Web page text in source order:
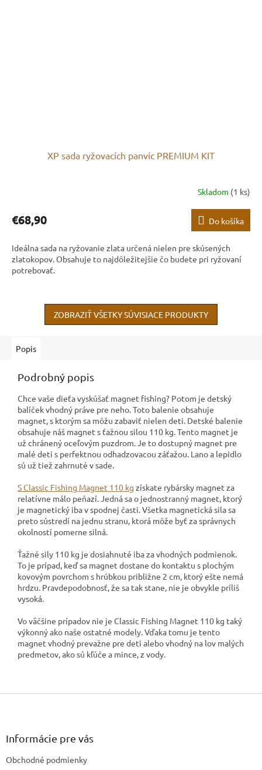
XP sada ryžovacích panvíc PREMIUM KIT
Skladom (1 ks)
€68,90 Do košíka
Ideálna sada na ryžovanie zlata určená nielen pre skúsených
zlatokopov. Obsahuje to najdôležitejšie čo budete pri ryžovaní
potrebovať.
ZOBRAZIŤ VŠETKY SÚVISIACE PRODUKTY
Popis
Podrobný popis
Chce vaše dieťa vyskúšať magnet fishing? Potom je detský
balíček vhodný práve pre neho. Toto balenie obsahuje
magnet, s ktorým sa môžu zabaviť nielen deti. Detské balenie
obsahuje náš magnet s ťažnou silou 110 kg. Tento magnet je
už chránený oceľovým puzdrom. Je to dostupný magnet pre
malé deti s perfektnou odhadzovacou záťažou. Lano a lepidlo
sú už tiež zahrnuté v sade.
S Classic Fishing Magnet 110 kg získate rybársky magnet za
relatívne málo peňazí. Jedná sa o jednostranný magnet, ktorý
je magnetický iba v spodnej časti. Všetka magnetická sila sa
preto sústredí na jednu stranu, ktorá môže byť za správnych
okolností pomerne silná.
Ťažné sily 110 kg je dosiahnuté iba za vhodných podmienok.
To je prípad, keď sa magnet dostane do kontaktu s plochým
kovovým povrchom s hrúbkou približne 2 cm, ktorý ešte nemá
hrdzu. Pravdepodobnosť, že sa tak stane, nie je obvykle príliš
vysoká.
Vo väčšine prípadov nie je Classic Fishing Magnet 110 kg taký
výkonný ako naše ostatné modely. Vďaka tomu je tento
magnet vhodný prevažne pre deti alebo vhodný na lov malých
predmetov, ako sú kľúče a mince, z vody.
Z
Informácie pre vás
Obchodné podmienky